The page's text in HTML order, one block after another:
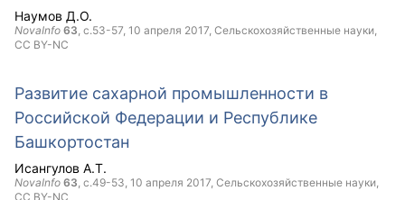
Наумов Д.О.
NovaInfo 63, с.53-57, 10 апреля 2017, Сельскохозяйственные науки,
CC BY-NC
Развитие сахарной промышленности в
Российской Федерации и Республике
Башкортостан
Исангулов А.Т.
NovaInfo 63, с.49-53, 10 апреля 2017, Сельскохозяйственные науки,
CC BY-NC